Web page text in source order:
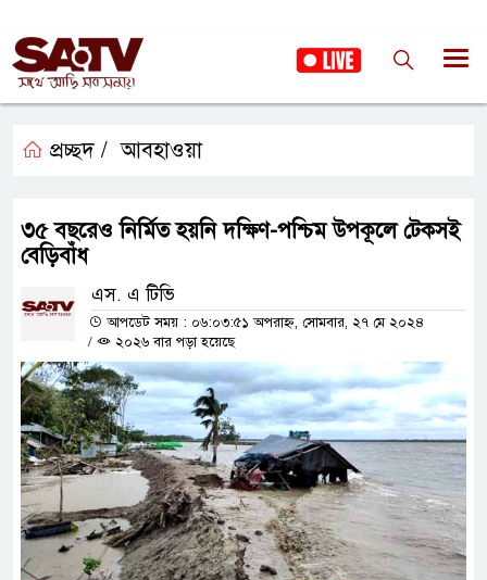
প্রচ্ছদ / আবহাওয়া
৩৫ বছরেও নির্মিত হয়নি দক্ষিণ-পশ্চিম উপকূলে টেকসই
বেড়িবাঁধ
এস. এ টিভি
আপডেট সময় : ০৬:০৩:৫১ অপরাহ্ন, সোমবার, ২৭ মে ২০২৪
/
২০২৬ বার পড়া হয়েছে